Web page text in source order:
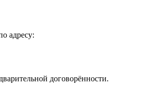
адресу:
договорённости.